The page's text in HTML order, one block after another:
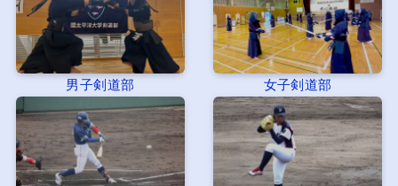
男子剣道部 女子剣道部